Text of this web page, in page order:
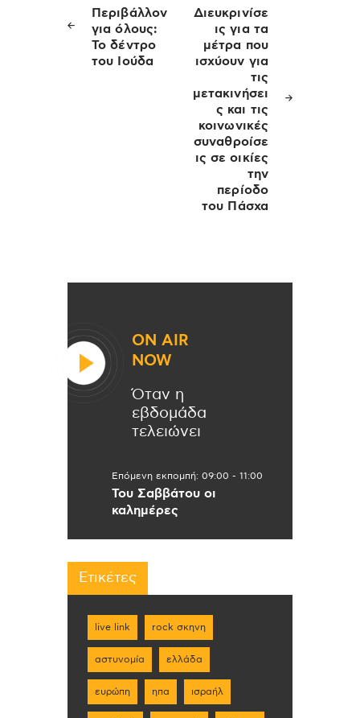
άρθρων
Περιβάλλον
για όλους:
Το δέντρο
του Ιούδα
Διευκρινίσε
ις για τα
μέτρα που
ισχύουν για
τις
μετακινήσει
ς και τις
κοινωνικές
συναθροίσε
ις σε οικίες
την
περίοδο
του Πάσχα
ON AIR
NOW
Όταν η
εβδομάδα
τελειώνει
Επόμενη εκπομπή: 09:00 - 11:00
Του Σαββάτου οι
καλημέρες
Ετικέτες
live link rock σκηνη
αστυνομία ελλάδα
ευρώπη ηπα ισραήλ